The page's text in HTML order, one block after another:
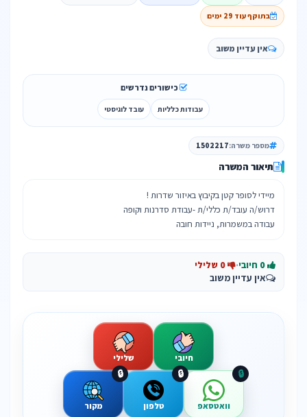
בתוקף עוד 29 ימים
אין עדיין משוב
כישורים נדרשים
עבודות כלליות עובד לוגיסטי
מספר משרה:1502217
תיאור המשרה
עבודה במשמרות, ניידות חובה
·
אין עדיין משוב
חיובי שלילי
וואטסאפ
🔒
טלפון
🔒
מקור
🔒